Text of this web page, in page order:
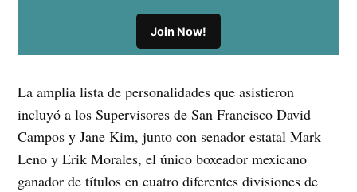
Join Now!
La amplia lista de personalidades que asistieron
incluyó a los Supervisores de San Francisco David
Campos y Jane Kim, junto con senador estatal Mark
Leno y Erik Morales, el único boxeador mexicano
ganador de títulos en cuatro diferentes divisiones de